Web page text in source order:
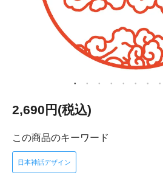
2,690円(税込)
この商品のキーワード
日本神話デザイン